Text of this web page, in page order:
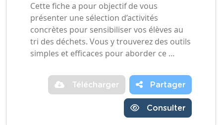
Cette fiche a pour objectif de vous
présenter une sélection d’activités
concrètes pour sensibiliser vos élèves au
tri des déchets. Vous y trouverez des outils
simples et efficaces pour aborder ce …
Télécharger Partager
Consulter